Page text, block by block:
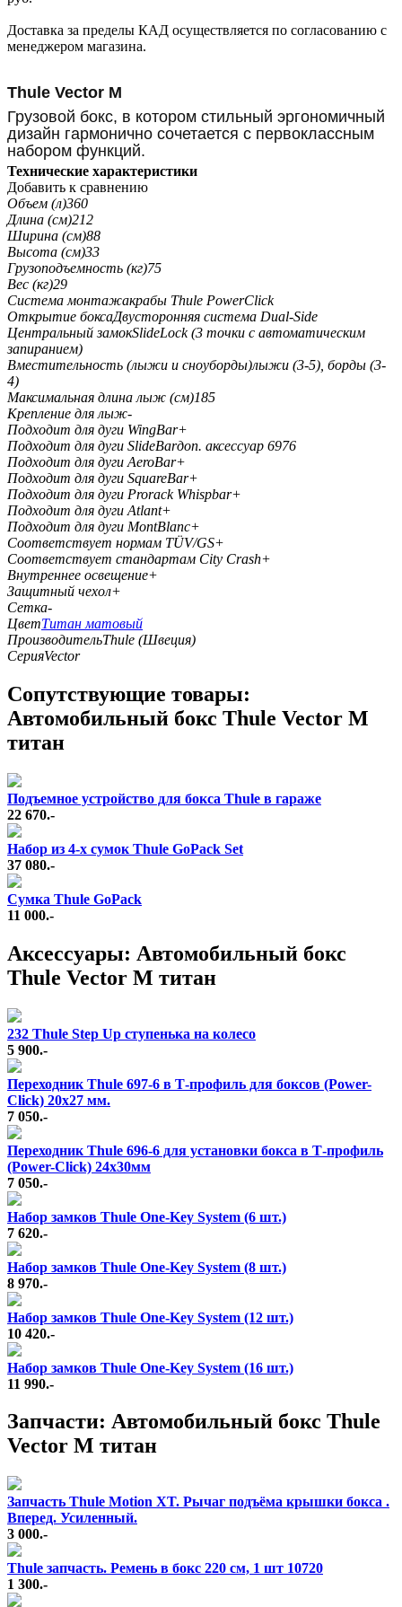
Доставка за пределы КАД осуществляется по согласованию с
менеджером магазина.
Thule Vector M
Грузовой бокс, в котором стильный эргономичный
дизайн гармонично сочетается с первоклассным
набором функций.
Технические характеристики
Добавить к сравнению
Объем (л)360
Длина (см)212
Ширина (см)88
Высота (см)33
Грузоподъемность (кг)75
Вес (кг)29
Система монтажакрабы Thule PowerClick
Открытие боксаДвусторонняя система Dual-Side
Центральный замокSlideLock (3 точки с автоматическим
запиранием)
Вместительность (лыжи и сноуборды)лыжи (3-5), борды (3-
4)
Максимальная длина лыж (см)185
Крепление для лыж-
Подходит для дуги WingBar+
Подходит для дуги SlideBarдоп. аксессуар 6976
Подходит для дуги AeroBar+
Подходит для дуги SquareBar+
Подходит для дуги Prorack Whispbar+
Подходит для дуги Atlant+
Подходит для дуги MontBlanc+
Соответствует нормам TÜV/GS+
Соответствует стандартам City Crash+
Внутреннее освещение+
Защитный чехол+
Сетка-
ЦветТитан матовый
ПроизводительThule (Швеция)
СерияVector
Cопутствующие товары:
Автомобильный бокс Thule Vector M
титан
Подъемное устройство для бокса Thule в гараже
22 670.-
Набор из 4-х сумок Thule GoPack Set
37 080.-
Сумка Thule GoPack
11 000.-
Аксессуары: Автомобильный бокс
Thule Vector M титан
232 Thule Step Up ступенька на колесо
5 900.-
Переходник Thule 697-6 в Т-профиль для боксов (Power-
Click) 20x27 мм.
7 050.-
Переходник Thule 696-6 для установки бокса в Т-профиль
(Power-Click) 24х30мм
7 050.-
Набор замков Thule One-Key System (6 шт.)
7 620.-
Набор замков Thule One-Key System (8 шт.)
8 970.-
Набор замков Thule One-Key System (12 шт.)
10 420.-
Набор замков Thule One-Key System (16 шт.)
11 990.-
Запчасти: Автомобильный бокс Thule
Vector M титан
Запчасть Thule Motion XT. Рычаг подъёма крышки бокса .
Вперед. Усиленный.
3 000.-
Thule запчасть. Ремень в бокс 220 см, 1 шт 10720
1 300.-